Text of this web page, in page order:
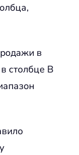
в
столбце B